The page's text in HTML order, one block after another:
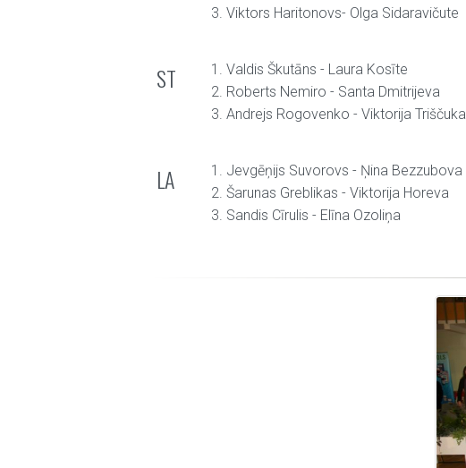
3. Viktors Haritonovs- Olga Sidaravičute
ST
1. Valdis Škutāns - Laura Kosīte
2. Roberts Nemiro - Santa Dmitrijeva
3. Andrejs Rogovenko - Viktorija Triščuka
LA
1. Jevgēņijs Suvorovs - Ņina Bezzubova
2. Šarunas Greblikas - Viktorija Horeva
3. Sandis Cīrulis - Elīna Ozoliņa